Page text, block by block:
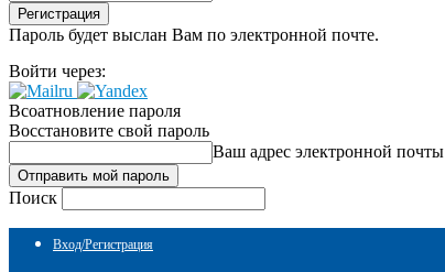
Пароль будет выслан Вам по электронной почте.
Войти через:
Всоатновление пароля
Восстановите свой пароль
Ваш адрес электронной почты
Поиск
Вход/Регистрация